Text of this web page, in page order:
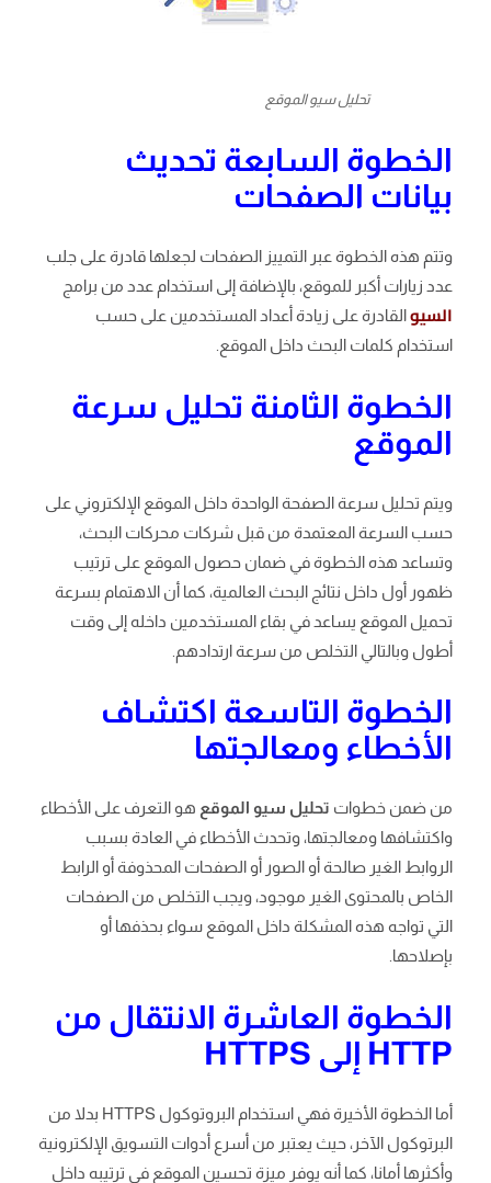
تحليل سيو الموقع
الخطوة السابعة تحديث
بيانات الصفحات
وتتم هذه الخطوة عبر التمييز الصفحات لجعلها قادرة على جلب
عدد زيارات أكبر للموقع، بالإضافة إلى استخدام عدد من برامج
السيوالقادرة على زيادة أعداد المستخدمين على حسب
استخدام كلمات البحث داخل الموقع.
الخطوة الثامنة تحليل سرعة
الموقع
ويتم تحليل سرعة الصفحة الواحدة داخل الموقع الإلكتروني على
حسب السرعة المعتمدة من قبل شركات محركات البحث،
وتساعد هذه الخطوة في ضمان حصول الموقع على ترتيب
ظهور أول داخل نتائج البحث العالمية، كما أن الاهتمام بسرعة
تحميل الموقع يساعد في بقاء المستخدمين داخله إلى وقت
أطول وبالتالي التخلص من سرعة ارتدادهم.
الخطوة التاسعة اكتشاف
الأخطاء ومعالجتها
من ضمن خطوات تحليل سيو الموقع هو التعرف على الأخطاء
واكتشافها ومعالجتها، وتحدث الأخطاء في العادة بسبب
الروابط الغير صالحة أو الصور أو الصفحات المحذوفة أو الرابط
الخاص بالمحتوى الغير موجود، ويجب التخلص من الصفحات
التي تواجه هذه المشكلة داخل الموقع سواء بحذفها أو
بإصلاحها.
الخطوة العاشرة الانتقال من
HTTP إلى HTTPS
أما الخطوة الأخيرة فهي استخدام البروتوكول HTTPS بدلا من
البرتوكول الآخر، حيث يعتبر من أسرع أدوات التسويق الإلكترونية
وأكثرها أمانا، كما أنه يوفر ميزة تحسين الموقع في ترتيبه داخل